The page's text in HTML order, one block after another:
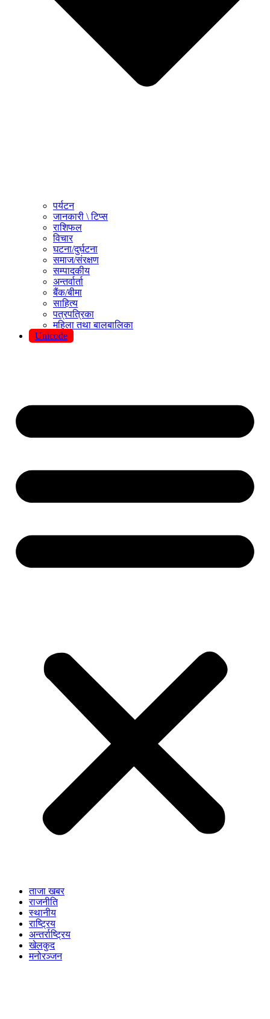
पर्यटन
जानकारी \ टिप्स
राशिफल
विचार
घटना/दुर्घटना
समाज/संरक्षण
सम्पादकीय
अन्तर्वार्ता
बैंक/बीमा
साहित्य
पत्रपत्रिका
महिला तथा बालबालिका
Unicode
ताजा खबर
राजनीति
स्थानीय
राष्ट्रिय
अन्तर्राष्ट्रिय
खेलकुद
मनोरञ्जन